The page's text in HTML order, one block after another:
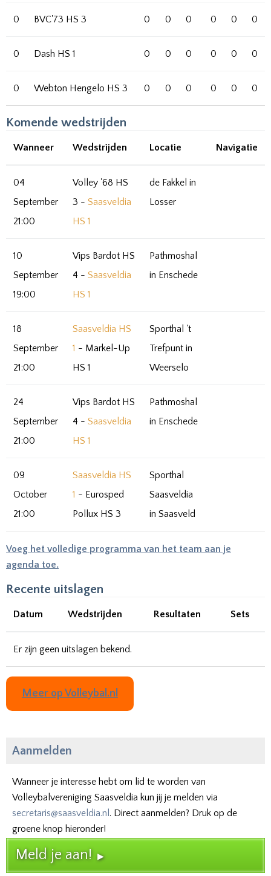
0 BVC'73 HS 3 0 0 0 0 0 0
0 Dash HS 1 0 0 0 0 0 0
0 Webton Hengelo HS 3 0 0 0 0 0 0
Komende wedstrijden
Wanneer Wedstrijden Locatie Navigatie
04
September
21:00
Volley '68 HS
3 - Saasveldia
HS 1
de Fakkel in
Losser
10
September
19:00
Vips Bardot HS
4 - Saasveldia
HS 1
Pathmoshal
in Enschede
18
September
21:00
Saasveldia HS
1 - Markel-Up
HS 1
Sporthal 't
Trefpunt in
Weerselo
24
September
21:00
Vips Bardot HS
4 - Saasveldia
HS 1
Pathmoshal
in Enschede
09
October
21:00
Saasveldia HS
1 - Eurosped
Pollux HS 3
Sporthal
Saasveldia
in Saasveld
Voeg het volledige programma van het team aan je
agenda toe.
Recente uitslagen
Datum Wedstrijden Resultaten Sets
Er zijn geen uitslagen bekend.
Meer op Volleybal.nl
Aanmelden
Wanneer je interesse hebt om lid te worden van
Volleybalvereniging Saasveldia kun jij je melden via
secretaris@saasveldia.nl . Direct aanmelden? Druk op de
groene knop hieronder!
Meld je aan!